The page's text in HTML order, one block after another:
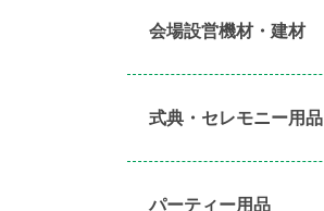
会場設営機材・建材
式典・セレモニー用品
パーティー用品​